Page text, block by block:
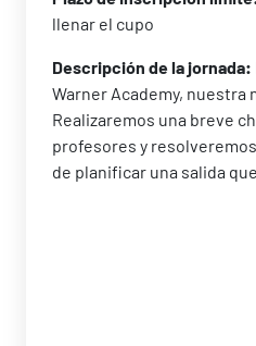
llenar el cupo
Descripción de la jornada:
Warner Academy, nuestra
Realizaremos una breve
profesores y
de planificar una salida